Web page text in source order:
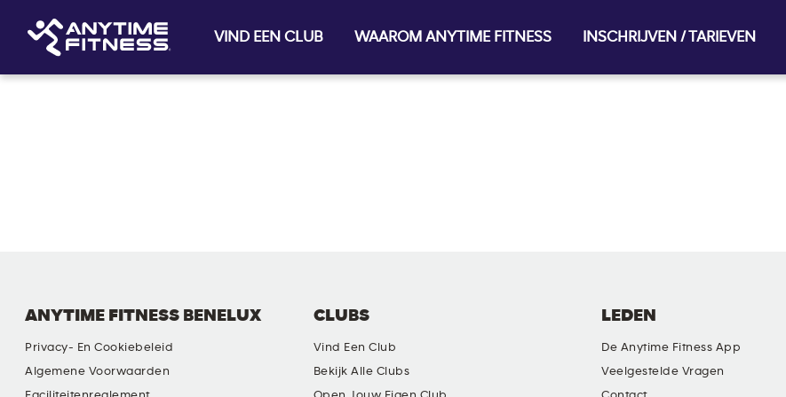
VIND EEN CLUB WAAROM ANYTIME FITNESS INSCHRIJVEN / TARIEVEN
ANYTIME FITNESS BENELUX
Privacy- En Cookiebeleid
Algemene Voorwaarden
CLUBS
Vind Een Club
Bekijk Alle Clubs
LEDEN
De Anytime Fitness App
Veelgestelde Vragen